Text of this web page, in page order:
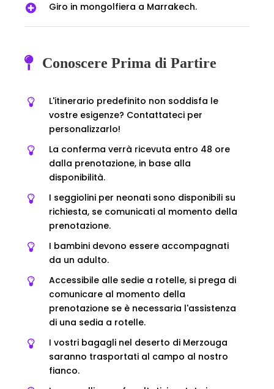
Giro in mongolfiera a Marrakech.
Conoscere Prima di Partire
L'itinerario predefinito non soddisfa le
vostre esigenze? Contattateci per
personalizzarlo!
La conferma verrà ricevuta entro 48 ore
dalla prenotazione, in base alla
disponibilità.
I seggiolini per neonati sono disponibili su
richiesta, se comunicati al momento della
prenotazione.
I bambini devono essere accompagnati
da un adulto.
Accessibile alle sedie a rotelle, si prega di
comunicare al momento della
prenotazione se è necessaria l'assistenza
di una sedia a rotelle.
I vostri bagagli nel deserto di Merzouga
saranno trasportati al campo al nostro
fianco.